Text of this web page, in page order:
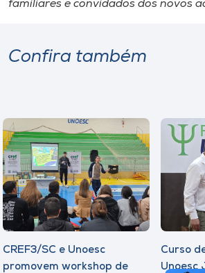
familiares e convidados dos novos
Confira também
CREF3/SC e Unoesc
promovem workshop de
Curso
Unoesc